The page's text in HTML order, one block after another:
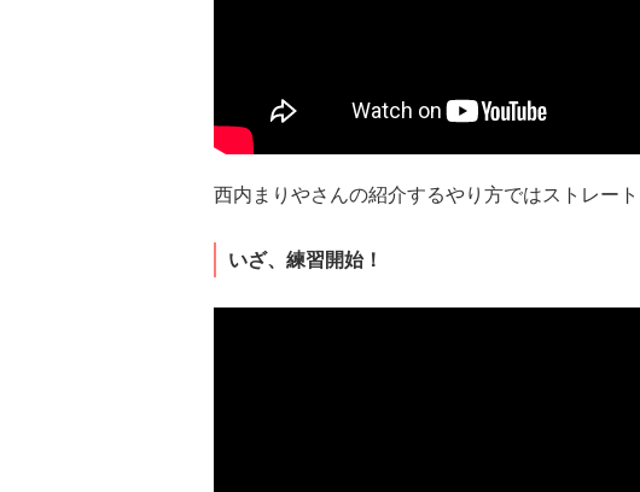
西内まりやさんの紹介するやり方ではストレー
いざ、練習開始！